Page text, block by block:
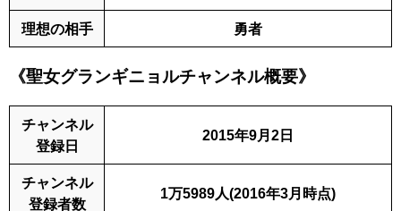
理想の相手 勇者
《聖女グランギニョルチャンネル概要》
チャンネル
登録日
2015年9月2日
チャンネル
登録者数
1万5989人(2016年3月時点)